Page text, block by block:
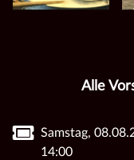
Alle
Samstag,
14:00